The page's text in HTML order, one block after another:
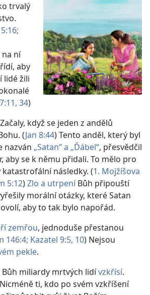
trvalý
ní
aby
lidé žili
34)
Začaly, když se jeden z andělů
(Jan 8:44) Tento anděl, který byl
nazván „Satan“ a „Ďábel“, přesvědčil
aby se k němu přidali. To mělo pro
následky. (1. Mojžíšova
5:12)Zlo a utrpeníBůh připouští
morální otázky, které Satan
aby to tak bylo napořád.
zemřou, jednoduše přestanou
146:4; Kazatel 9:5, 10) Nejsou
pekle.
miliardy mrtvých lidívzkřísí.
ti, kdo po svém vzkříšení